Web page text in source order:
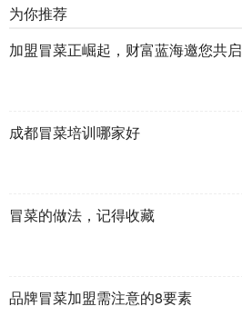
为你推荐
加盟冒菜正崛起，财富蓝海邀您共启
成都冒菜培训哪家好
冒菜的做法，记得收藏
品牌冒菜加盟需注意的8要素